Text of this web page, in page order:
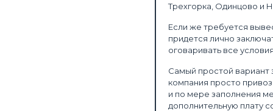
Трехгорка, Одинцово и
Если же требуется
придется лично
оговаривать все
Самый простой вариант
компания просто
и по мере заполнения
дополнительную плату